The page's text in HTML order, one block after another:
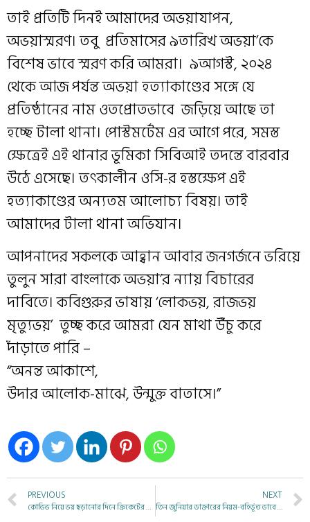
তাই প্রতিটি দিনই আমাদের অভয়াযাপন,
অভয়াস্মরণ। তবু প্রতিমাসের ৯তারিখ অভয়া’কে
বিশেষ ভাবে স্মরণ করি আমরা। ৯আগস্ট, ২০২৪
থেকে আজ পর্যন্ত অভয়া হত্যাকাণ্ডের সঙ্গে যে
প্রতিষ্ঠানের নাম ওতপ্রোতভাবে জড়িয়ে আছে তা
হচ্ছে টালা থানা। পোস্টমর্টেম এর আগে পরে, সমস্ত
ক্ষেত্রেই এই থানার ভূমিকা সিবিআই তদন্তে বারবার
উঠে এসেছে। তৎকালীন ওসি-র হস্তক্ষেপ এই
হত্যাকাণ্ডের অন্যতম আলোচ্য বিষয়। তাই
আমাদের টালা থানা অভিযান।
আপনাদের সকলকে আহ্বান আবার জনগর্জনে ভরিয়ে
তুলুন সারা বাংলাকে অভয়া’র ন্যায় বিচারের
দাবিতে। কবিগুরুর ভাষায় ‘লোকভয়, রাজভয়
মৃত্যুভয়’ তুচ্ছ করে আমরা যেন মাথা উঁচু করে
দাঁড়াতে পারি –
“অনন্ত আকাশে,
উদার আলোক-মাঝে, উন্মুক্ত বাতাসে।”
PREVIOUS
কোভিভ নিয়ে ভয় ছড়ানোর দিনে ক্রিকেটের গল্প
NEXT
তিন জুনিয়ার ডাক্তারের নিয়ম-বহির্ভূত ভাবে পোস্টিং পরিবর্তন